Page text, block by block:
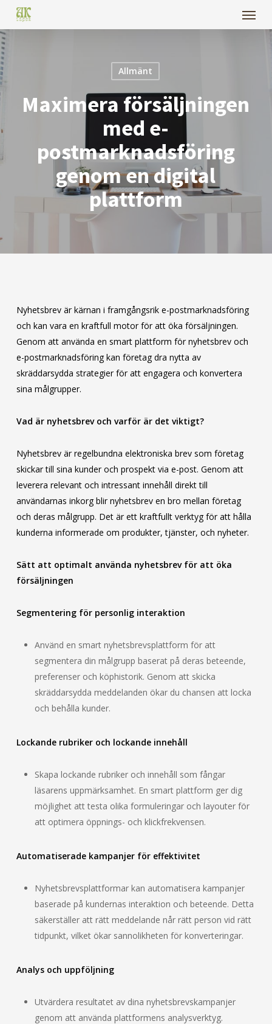
main
content
Menu
Allmänt
Maximera försäljningen
med e-
postmarknadsföring
genom en digital
plattform
Nyhetsbrev är kärnan i framgångsrik e-postmarknadsföring
och kan vara en kraftfull motor för att öka försäljningen.
Genom att använda en smart plattform för nyhetsbrev och
e-postmarknadsföring kan företag dra nytta av
skräddarsydda strategier för att engagera och konvertera
sina målgrupper.
Vad är nyhetsbrev och varför är det viktigt?
Nyhetsbrev är regelbundna elektroniska brev som företag
skickar till sina kunder och prospekt via e-post. Genom att
leverera relevant och intressant innehåll direkt till
användarnas inkorg blir nyhetsbrev en bro mellan företag
och deras målgrupp. Det är ett kraftfullt verktyg för att hålla
kunderna informerade om produkter, tjänster, och nyheter.
Sätt att optimalt använda nyhetsbrev för att öka
försäljningen
Segmentering för personlig interaktion
Använd en smart nyhetsbrevsplattform för att
segmentera din målgrupp baserat på deras beteende,
preferenser och köphistorik. Genom att skicka
skräddarsydda meddelanden ökar du chansen att locka
och behålla kunder.
Lockande rubriker och lockande innehåll
Skapa lockande rubriker och innehåll som fångar
läsarens uppmärksamhet. En smart plattform ger dig
möjlighet att testa olika formuleringar och layouter för
att optimera öppnings- och klickfrekvensen.
Automatiserade kampanjer för effektivitet
Nyhetsbrevsplattformar kan automatisera kampanjer
baserade på kundernas interaktion och beteende. Detta
säkerställer att rätt meddelande når rätt person vid rätt
tidpunkt, vilket ökar sannolikheten för konverteringar.
Analys och uppföljning
Utvärdera resultatet av dina nyhetsbrevskampanjer
genom att använda plattformens analysverktyg.